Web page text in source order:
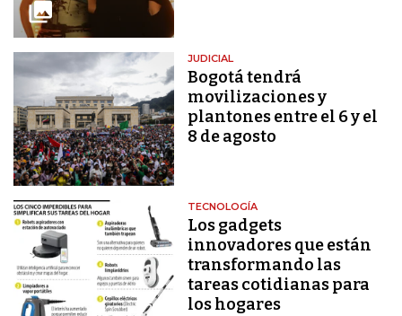
JUDICIAL
Bogotá tendrá
movilizaciones y
plantones entre el 6 y el
8 de agosto
TECNOLOGÍA
Los gadgets
innovadores que están
transformando las
tareas cotidianas para
los hogares